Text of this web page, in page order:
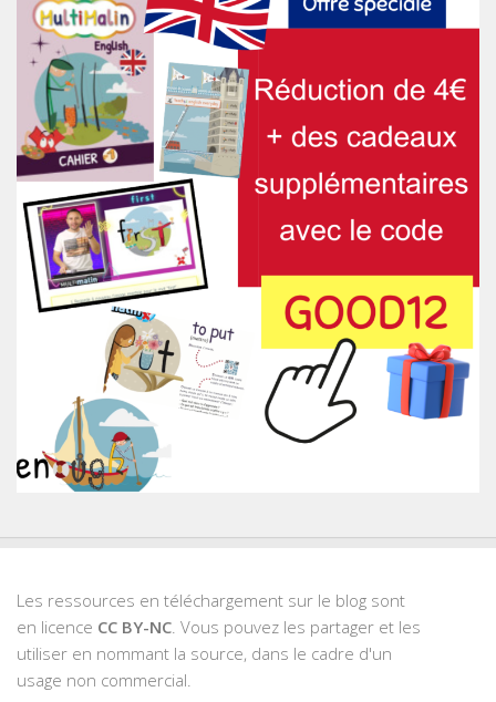
Les ressources en téléchargement sur le blog sont
en licence CC BY-NC . Vous pouvez les partager et les
utiliser en nommant la source, dans le cadre d'un
usage non commercial.